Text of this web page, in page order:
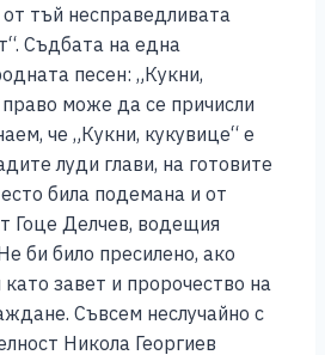
тъй несправедливата
Съдбата на една
песен: „Кукни,
право може да се причисли
че „Кукни, кукувице“ е
луди глави, на готовите
била подемана и от
Гоце Делчев, водещия
би било пресилено, ако
завет и пророчество на
Съвсем неслучайно с
Никола Георгиев